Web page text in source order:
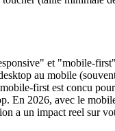
et "mobile-
au mobile
first est concu
En 2026, avec le
a un impact reel sur